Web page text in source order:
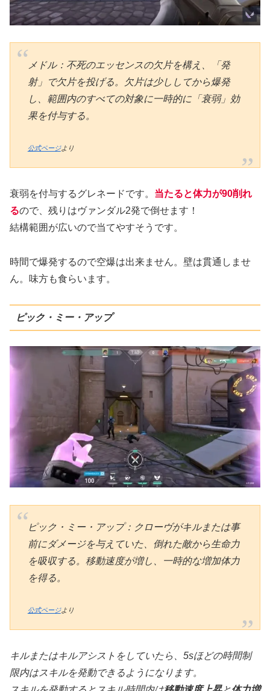
メドル：不死のエッセンスの欠片を構え、「発
射」で欠片を投げる。欠片は少ししてから爆発
し、範囲内のすべての対象に一時的に「衰弱」効
果を付与する。
公式ページより
衰弱を付与するグレネードです。 当たると体力が90削れ
るので、残りはヴァンダル2発で倒せます！
結構範囲が広いので当てやすそうです。
時間で爆発するので空爆は出来ません。壁は貫通しませ
ん。味方も食らいます。
ピック・ミー・アップ
ピック・ミー・アップ：クローヴがキルまたは事
前にダメージを与えていた、倒れた敵から生命力
を吸収する。移動速度が増し、一時的な増加体力
を得る。
公式ページより
キルまたはキルアシストをしていたら、5sほどの時間制
限内はスキルを発動できるようになります。